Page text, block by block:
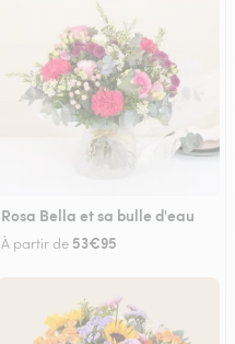
Rosa Bella et sa bulle d'eau
À partir de 53€95